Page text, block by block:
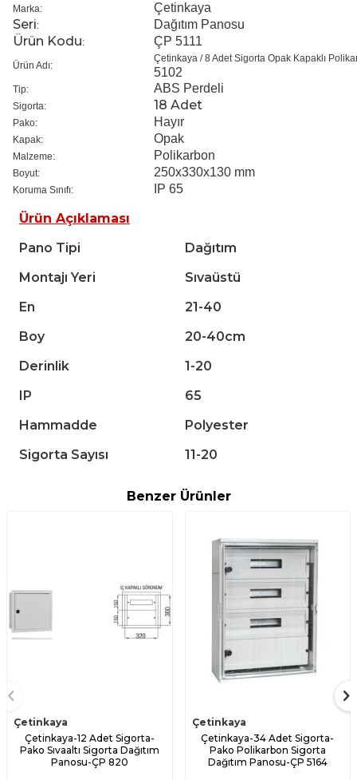
Marka: Çetinkaya
Seri: Dağıtım Panosu
Ürün Kodu: ÇP 5111
Ürün Adı:
Çetinkaya / 8 Adet Sigorta Opak Kapaklı
5102
Tip: ABS Perdeli
Sigorta: 18 Adet
Pako: Hayır
Kapak: Opak
Malzeme: Polikarbon
Boyut: 250x330x130 mm
Koruma Sınıfı: IP 65
Ürün Açıklaması
Pano Tipi
Dağıtım
Montajı Yeri
Sıvaüstü
En
21-40
Boy
20-40cm
Derinlik
1-20
IP
65
Hammadde
Polyester
Sigorta Sayısı
11-20
Benzer Ürünler
Çetinkaya
Çetinkaya-12 Adet Sigorta-
Pako Sıvaaltı Sigorta Dağıtım
Panosu-ÇP 820
Çetinkaya
Çetinkaya-34 Adet Sigorta-
Pako Polikarbon Sigorta
Dağıtım Panosu-ÇP 5164